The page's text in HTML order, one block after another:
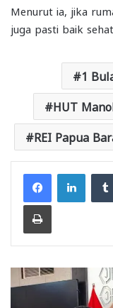
Menurut ia, jika
juga pasti baik
1
HUT
REI Papua
Facebook
Print